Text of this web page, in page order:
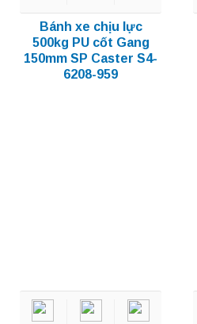
Bánh xe chịu lực
500kg PU cốt Gang
150mm SP Caster S4-
6208-959